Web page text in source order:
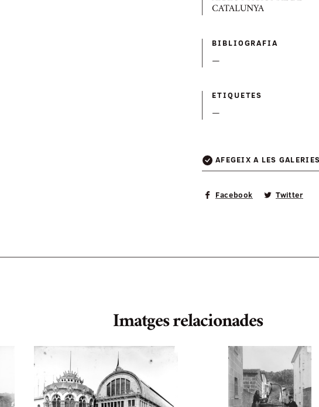
CATALUNYA
BIBLIOGRAFIA
—
ETIQUETES
—
AFEGEIX A LES
Facebook Twitter
Imatges relacionades